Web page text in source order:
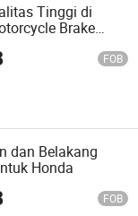
Tinggi di
Brake
FOB
dan Belakang
Honda
FOB